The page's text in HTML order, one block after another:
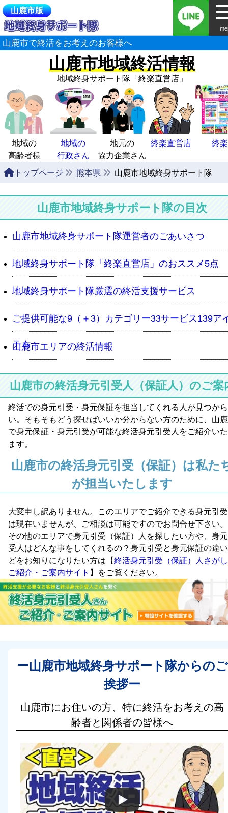
山鹿市版
山鹿市で終活をお考えのお客様へ
山鹿市地域終活情報
地域終身サポート隊 「終楽直営店」
地域の
高齢者様
地域の
行政さん
地元の
協力企業さん
終楽直営店 終楽
トップページ 熊本県 山鹿市地域終身サポート隊
山鹿市地域終身サポート隊の目次
山鹿市地域終身サポート隊運営者のごあいさつ
地域終身サポート隊「終楽直営店」のおススメ5点
地域終身サポート隊厳選の終活支援サービス
ご提供可能な9（＋3）カテゴリー33サービス139ア
テム
山鹿市エリアの終活情報
山鹿市の終活身元引受人（保証人）のご案
終活での身元引受・身元保証を担当してくれる人が見つか
い。そもそもどう探せばいいか分からない方のために、山
で身元保証・身元引受が可能な終活身元引受人をご紹介い
ます。
山鹿市の終活身元引受（保証）は私た
が担当いたします
大変申し訳ありません。このエリアでご紹介できる身元引
は現在いませんが、ご相談は可能ですのでお問合せ下さい。
その他のエリアで身元引受（保証）人を探したい方や、身
受人はどんな事をしてくれるの？身元引受と身元保証の違
どをお知りになりたい方は【終活身元引受（保証）人さが
ご紹介・ご案内サイト 】をご覧ください。
ー山鹿市地域終身サポート隊からのご
挨拶ー
山鹿市にお住いの方、特に終活をお考えの高
齢者と関係者の皆様へ